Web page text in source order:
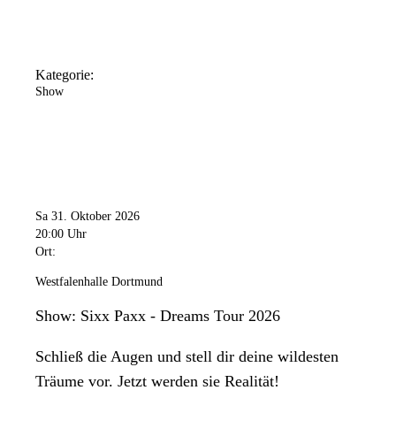
Kategorie:
Show
Sa 31. Oktober 2026
20:00 Uhr
Ort:
Westfalenhalle Dortmund
Show: Sixx Paxx - Dreams Tour 2026
Schließ die Augen und stell dir deine wildesten
Träume vor. Jetzt werden sie Realität!